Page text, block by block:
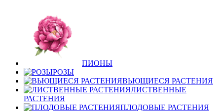
ПИОНЫ
РОЗЫ
ВЬЮЩИЕСЯ РАСТЕНИЯ
ЛИСТВЕННЫЕ
РАСТЕНИЯ
ПЛОДОВЫЕ РАСТЕНИЯ